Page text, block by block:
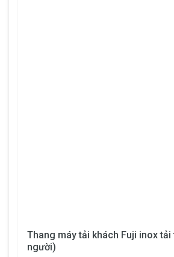
Thang máy tải khách Fuji inox
người)